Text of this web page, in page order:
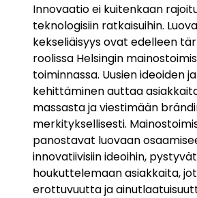
Innovaatio ei kuitenkaan
teknologisiin ratkaisuihin.
kekseliäisyys ovat edelleen
roolissa Helsingin
toiminnassa. Uusien ideoiden
kehittäminen auttaa
massasta ja viestimään
merkityksellisesti.
panostavat luovaan
innovatiivisiin ideoihin, pystyvät
houkuttelemaan asiakkaita,
erottuvuutta ja